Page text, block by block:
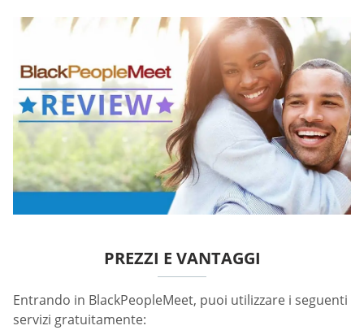
PREZZI E VANTAGGI
Entrando in BlackPeopleMeet, puoi utilizzare i seguenti
servizi gratuitamente: